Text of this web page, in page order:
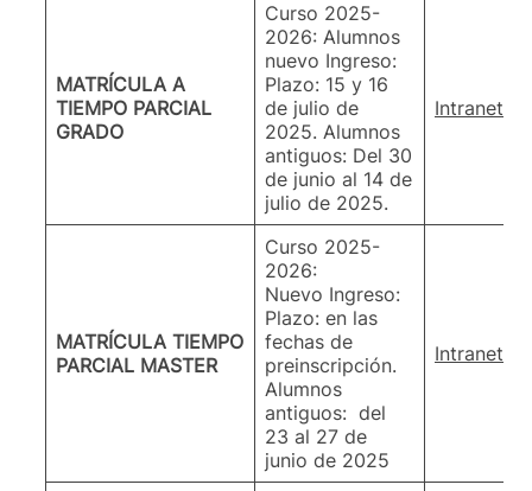
MATRÍCULA A
TIEMPO PARCIAL
GRADO
Curso 2025-
2026: Alumnos
nuevo Ingreso:
Plazo: 15 y 16
de julio de
2025. Alumnos
antiguos: Del 30
de junio al 14 de
julio de 2025.
Intranet
MATRÍCULA TIEMPO
PARCIAL MASTER
Curso 2025-
2026:
Nuevo Ingreso:
Plazo: en las
fechas de
preinscripción.
Alumnos
antiguos: del
23 al 27 de
junio de 2025
Intranet